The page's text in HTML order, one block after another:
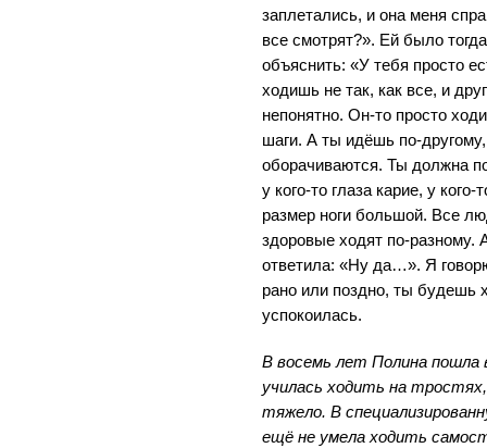
заплетались, и она меня
все смотрят?». Ей было
объяснить: «У тебя просто
ходишь не так, как все, и
непонятно. Он-то просто
шаги. А ты идёшь по-
оборачиваются. Ты должна
у кого-то глаза карие, у
размер ноги большой. Все
здоровые ходят по-разному.
ответила: «Ну да…». Я
рано или поздно, ты будешь
успокоилась.
В восемь лет Полина пошла
училась ходить на
тяжело. В
ещё не умела ходить